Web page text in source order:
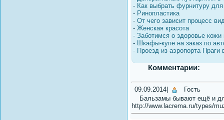
- Как выбрать фурнитуру
- Ринопластика
- От чего зависит процесс
- Женская красота
- Заботимся о здоровье
- Шкафы-купе на заказ по
- Проезд из аэропорта Праги
Комментарии:
09.09.2014
Гость
Бальзамы бывают ещё и
http://www.lacrema.ru/types/